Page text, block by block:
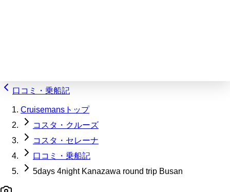
口コミ・乗船記
Cruisemansトップ
コスタ・クルーズ
コスタ・セレーナ
口コミ・乗船記
5days 4night Kanazawa round trip Busan